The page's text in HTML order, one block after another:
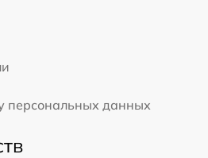
персональных данных